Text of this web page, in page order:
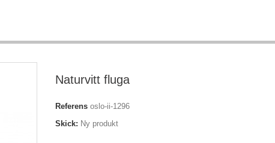
Naturvitt fluga
Referens oslo-ii-1296
Skick: Ny produkt